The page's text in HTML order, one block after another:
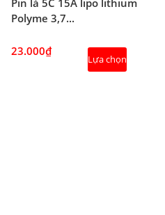
Polyme 3,7...
23.000₫
Lựa chọn